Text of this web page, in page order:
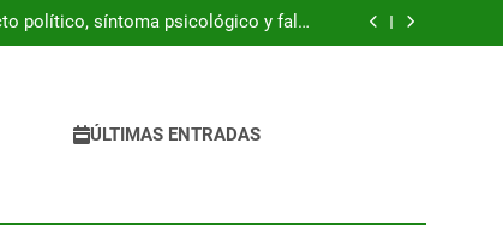
político, síntoma psicológico y falso
refugio
“Byung-Chul Han. Una introducción
político, síntoma psicológico y falso
“Byung-Chul Han. Una introducción
ÚLTIMAS ENTRADAS